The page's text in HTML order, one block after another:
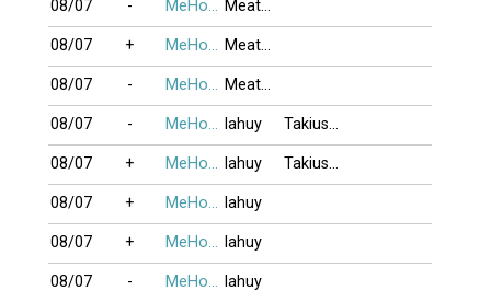
08/07 - MeHonTran MeatBalls
08/07 + MeHonTran MeatBalls
08/07 - MeHonTran MeatBalls
08/07 - MeHonTran lahuy Takiussa
08/07 + MeHonTran lahuy Takiussa
08/07 + MeHonTran lahuy
08/07 + MeHonTran lahuy
08/07 - MeHonTran lahuy